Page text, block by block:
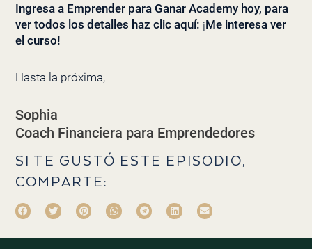
Ingresa a Emprender para Ganar Academy hoy, para
ver todos los detalles haz clic aquí: ¡Me interesa ver
el curso!
Hasta la próxima,
Sophia
Coach Financiera para Emprendedores
SI TE GUSTÓ ESTE EPISODIO,
COMPARTE: